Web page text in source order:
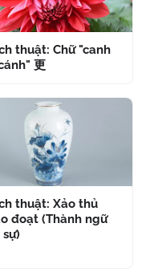
thuật: Chữ "canh
更
thuật: Xảo thủ
đoạt (Thành ngữ